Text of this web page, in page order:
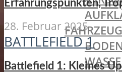
Erfahrungspunkten,
28. Februar 2025
BATTLEFIELD 1
Battlefield 1: Kleines